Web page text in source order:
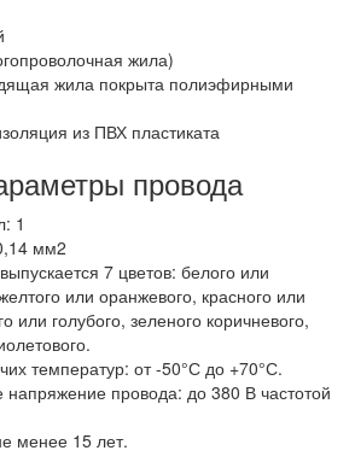
жила)
жила покрыта полиэфирными
из ПВХ пластиката
провода
1
мм2
7 цветов: белого или
или оранжевого, красного или
или голубого, зеленого коричневого,
температур: от -50°С до +70°С.
напряжение провода: до 380 В частотой
менее 15 лет.